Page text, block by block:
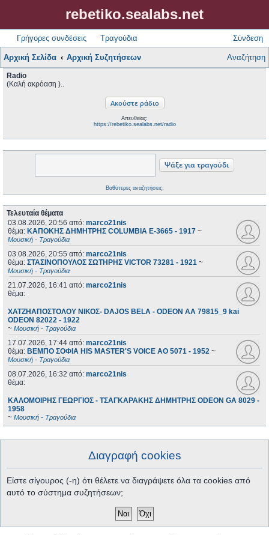
rebetiko.sealabs.net
Γρήγορες συνδέσεις Τραγούδια Σύνδεση
Αρχική Σελίδα Αρχική Συζητήσεων Αναζήτηση
Radio
(Καλή ακρόαση )..
Απευθείας:
https://rebetiko.sealabs.net/radio
Βαθύτερες αναζητήσεις;
Τελευταία θέματα
03.08.2026, 20:56 από: marco21nis
θέμα: ΚΑΠΟΚΗΣ ΔΗΜΗΤΡΗΣ COLUMBIA E-3665 - 1917 ~
Μουσική - Τραγούδια
03.08.2026, 20:55 από: marco21nis
θέμα: ΣΤΑΣΙΝΟΠΟΥΛΟΣ ΣΩΤΗΡΗΣ VICTOR 73281 - 1921 ~
Μουσική - Τραγούδια
21.07.2026, 16:41 από: marco21nis
θέμα:
ΧΑΤΖΗΑΠΟΣΤΟΛΟΥ ΝΙΚΟΣ- DAJOS BELA - ODEON AA 79815_9 kai
ODEON 82022 - 1922
~ Μουσική - Τραγούδια
17.07.2026, 17:44 από: marco21nis
θέμα: ΒΕΜΠΟ ΣΟΦΙΑ HIS MASTER'S VOICE AO 5071 - 1952 ~
Μουσική - Τραγούδια
08.07.2026, 16:32 από: marco21nis
θέμα:
ΚΑΛΟΜΟΙΡΗΣ ΓΕΩΡΓΙΟΣ - ΤΣΑΓΚΑΡΑΚΗΣ ΔΗΜΗΤΡΗΣ ODEON GA 8029 -
1958
~ Μουσική - Τραγούδια
Διαγραφή cookies
Είστε σίγουρος (-η) ότι θέλετε να διαγράψετε όλα τα cookies από
αυτό το σύστημα συζητήσεων;